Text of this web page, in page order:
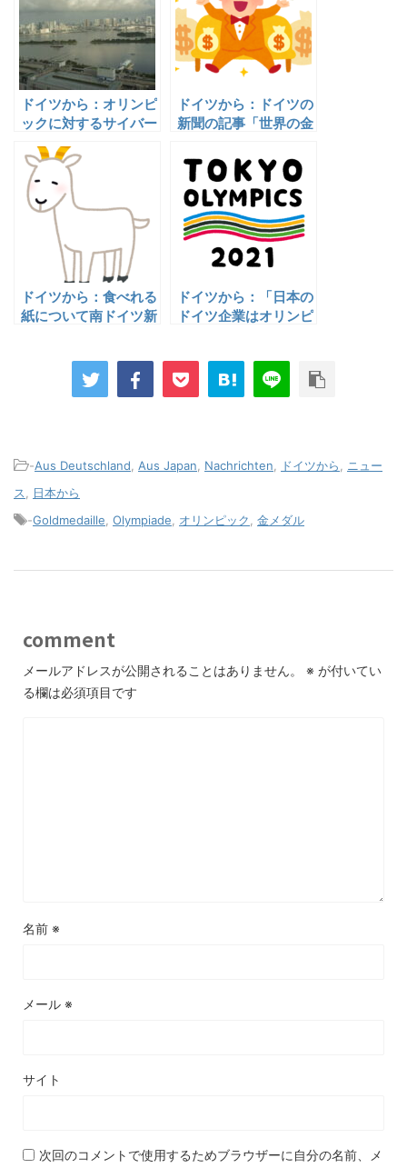
ドイツから：オリンピ
ックに対するサイバー
攻撃を危惧するドイツ
のメディア（Aus
Deutschland: Die
Angst vor einer
Cyperattacke,
während der
Olympiade)
ドイツから：ドイツの
新聞の記事「世界の金
金持ちもいると書いて
あった（Ein Artikel
aus Deutschland,
wo über die reichen
Leute in der Welt
berichtet wird)
ドイツから：食べれる
紙について南ドイツ新
Süddeutschen
Zeitung wurde über
ドイツから：「日本の
ドイツ企業はオリンピ
記事です（Ein
Onlineartikel, wie
skeptisch sehen)
-Aus Deutschland Aus Japan Nachrichten ドイツから
ニュー
ス
日本から
-Goldmedaille Olympiade オリンピック 金メダル
comment
メールアドレスが公開されることはありません。 ※ が付いてい
る欄は必須項目です
名前 ※
メール ※
サイト
次回のコメントで使用するためブラウザーに自分の名前、メ